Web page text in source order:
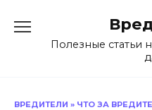
содержаниюПолезные статьи
ВРЕДИТЕЛИ » ЧТО ЗА